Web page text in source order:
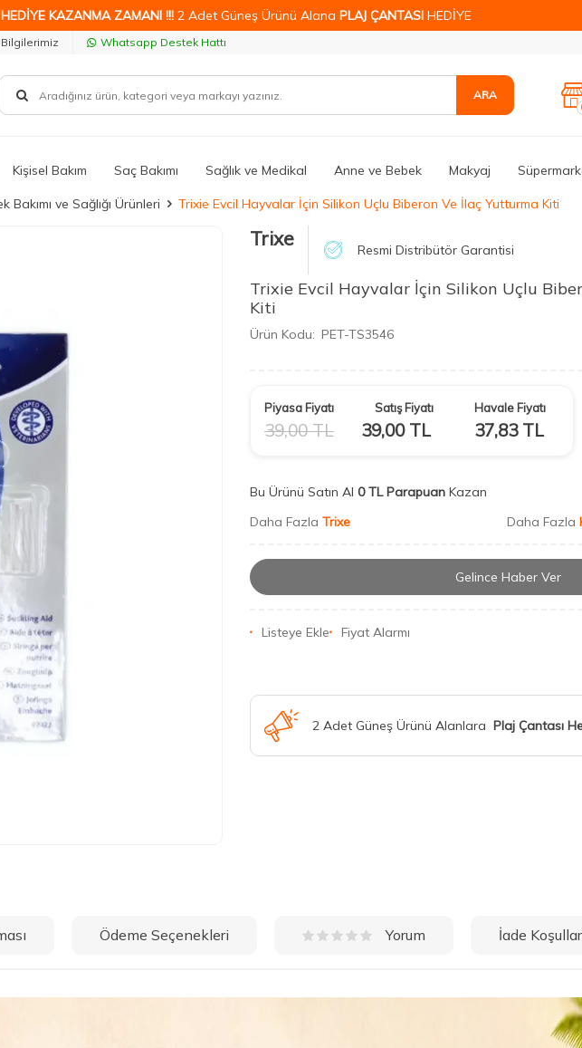
HEDİYE KAZANMA ZAMANI !!! 2 Adet Güneş Ürünü Alana PLAJ ÇANTASI HEDİYE
Whatsapp Destek Hattı
ARA
Kişisel Bakım Saç Bakımı Sağlık ve Medikal Anne ve Bebek Makyaj
Bakımı ve Sağlığı Ürünleri Trixie Evcil Hayvalar İçin Silikon Uçlu Biberon Ve İlaç Yutturma Kiti
Trixe Resmi Distribütör Garantisi
Trixie Evcil Hayvalar İçin Silikon Uçlu
Kiti
Ürün Kodu: PET-TS3546
Piyasa Fiyatı
39,00TL
Satış Fiyatı
39,00TL
Havale Fiyatı
37,83TL
Bu Ürünü Satın Al 0 TL Parapuan Kazan
Daha Fazla Trixe Daha Fazla
Gelince Haber Ver
Listeye Ekle Fiyat Alarmı
2 Adet Güneş Ürünü Alanlara Plaj Çantası
Ödeme Seçenekleri Yorum İade